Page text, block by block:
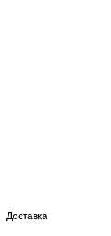
Доставка